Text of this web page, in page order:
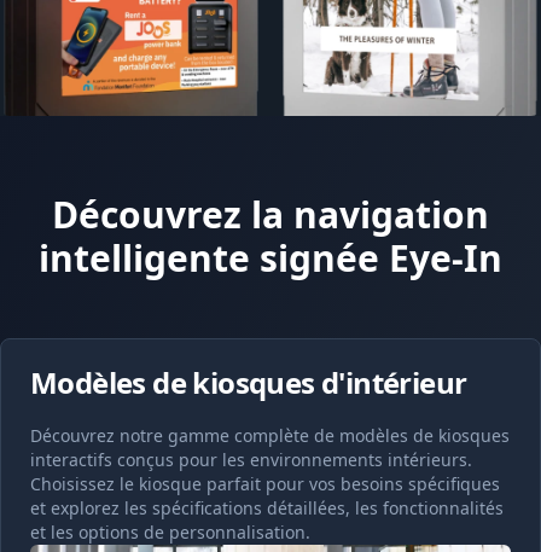
Découvrez la navigation
intelligente signée Eye-In
Modèles de kiosques d'intérieur
Découvrez notre gamme complète de modèles de kiosques
interactifs conçus pour les environnements intérieurs.
Choisissez le kiosque parfait pour vos besoins spécifiques
et explorez les spécifications détaillées, les fonctionnalités
et les options de personnalisation.